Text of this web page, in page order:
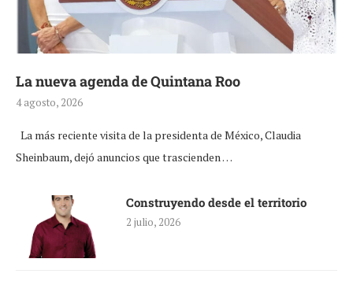
La nueva agenda de Quintana Roo
4 agosto, 2026
La más reciente visita de la presidenta de México, Claudia
Sheinbaum, dejó anuncios que trascienden …
Construyendo desde el territorio
2 julio, 2026